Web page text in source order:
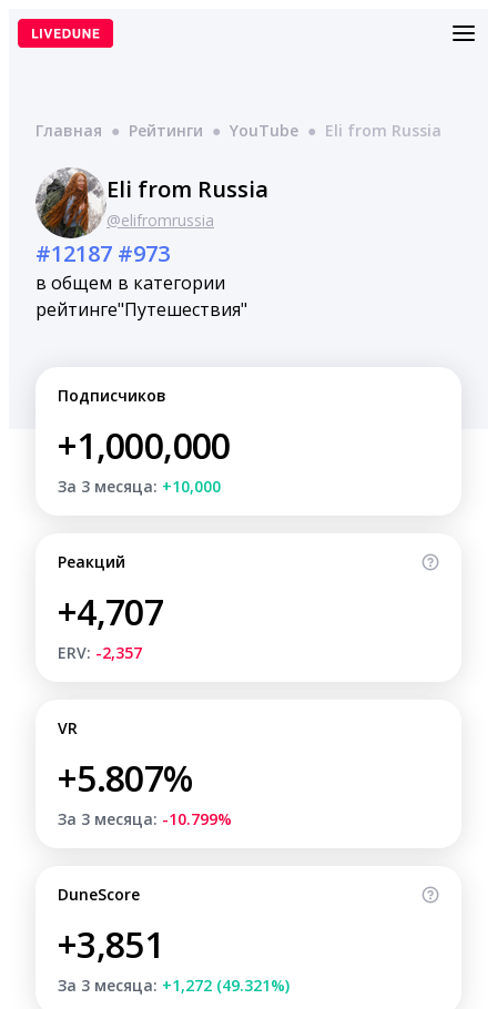
Перейти
Главная ● Рейтинги ● YouTube ● Eli from Russia
Eli from Russia
@elifromrussia
#12187
в общем
рейтинге
#973
в категории
"Путешествия"
Подписчиков
+1,000,000
За 3 месяца: +10,000
Реакций
+4,707
ERV: -2,357
VR
+5.807%
За 3 месяца: -10.799%
DuneScore
+3,851
За 3 месяца: +1,272 (49.321%)